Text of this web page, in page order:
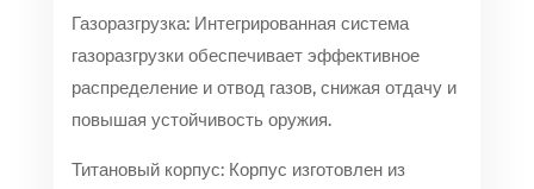
Газоразгрузка: Интегрированная система
газоразгрузки обеспечивает эффективное
распределение и отвод газов, снижая отдачу и
повышая устойчивость оружия.
Титановый корпус: Корпус изготовлен из